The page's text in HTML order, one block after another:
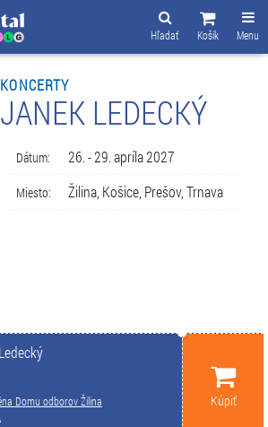
Menu
Košík
Hľadať
KONCERTY
JANEK LEDECKÝ
Dátum: 26. - 29. apríla 2027
Miesto: Žilina, Košice, Prešov, Trnava
Domu odborov Žilina Kúpiť